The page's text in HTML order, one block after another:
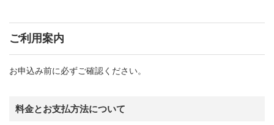
ご利用案内
お申込み前に必ずご確認ください。
料金とお支払方法について